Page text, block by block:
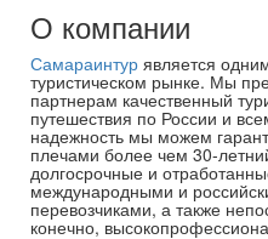
О компании
Самараинтур является
туристическом рынке. Мы
партнерам качественный
путешествия по России и
надежность мы можем
плечами более чем 30-
долгосрочные и
международными и
перевозчиками, а также
конечно,